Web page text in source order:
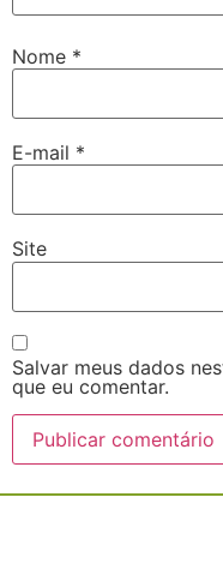
Nome *
E-mail *
Site
Salvar meus dados
que eu comentar.